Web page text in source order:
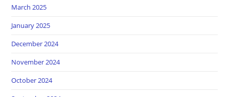
March 2025
January 2025
December 2024
November 2024
October 2024